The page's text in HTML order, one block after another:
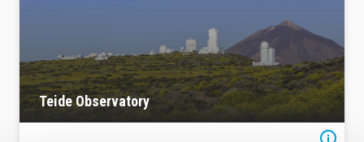
Teide Observatory